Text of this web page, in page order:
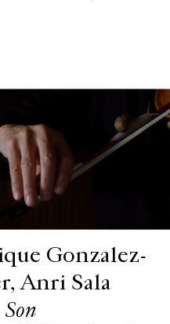
Gonzalez-
Anri Sala